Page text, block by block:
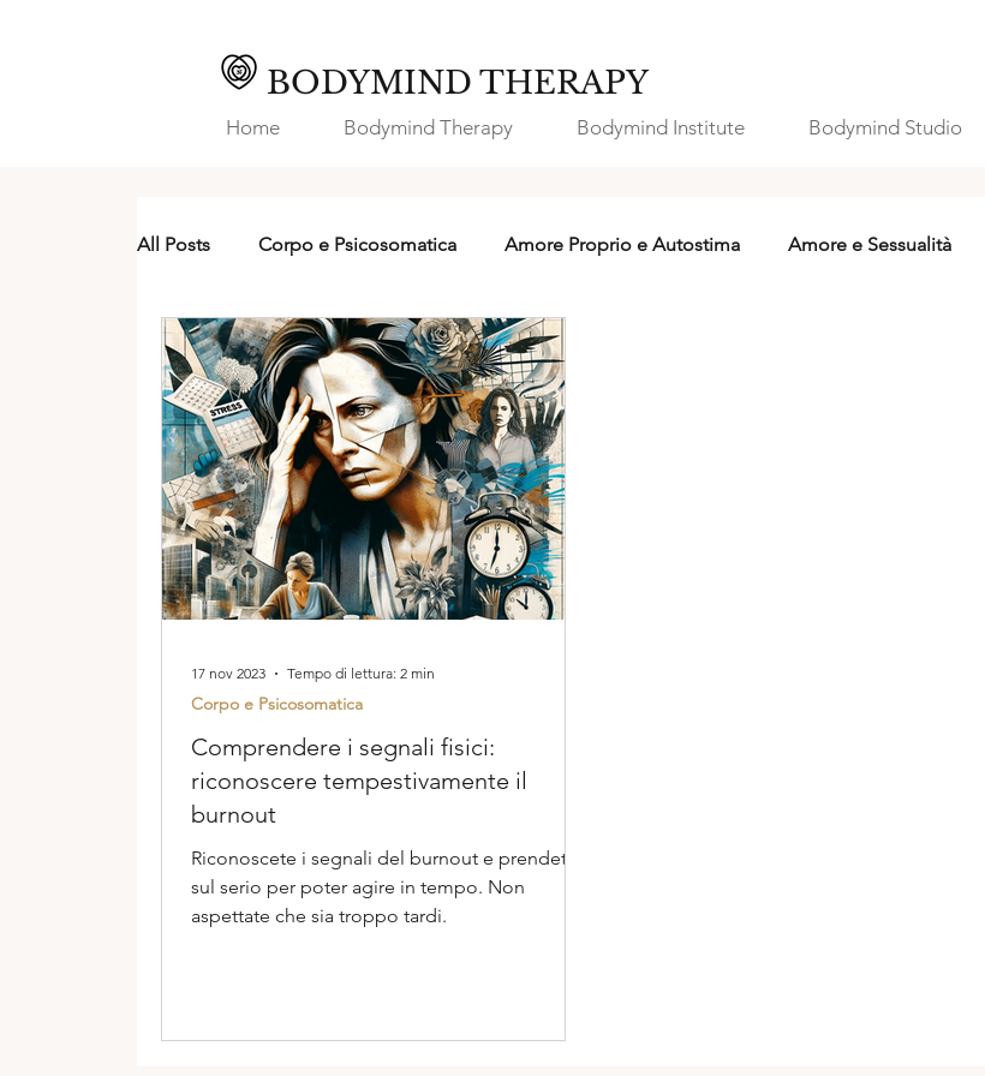
BODYMIND THERAPY
Home Bodymind Therapy Bodymind Institute Bodymind Studio
All Posts Corpo e Psicosomatica Amore Proprio e Autostima Amore e Sessualità
Comprendere i segnali fisici:
riconoscere tempestivamente il
burnout
Riconoscete i segnali del burnout e prendeteli
sul serio per poter agire in tempo. Non
aspettate che sia troppo tardi.
Corpo e Psicosomatica
17 nov 2023 Tempo di lettura: 2 min